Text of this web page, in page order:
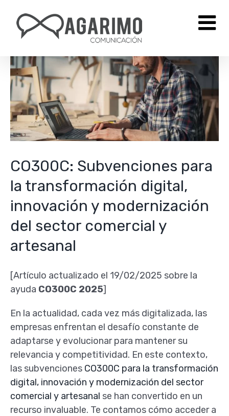
contenido
CO300C: Subvenciones para
la transformación digital,
innovación y modernización
del sector comercial y
artesanal
[Artículo actualizado el 19/02/2025 sobre la
ayuda CO300C 2025]
En la actualidad, cada vez más digitalizada, las
empresas enfrentan el desafío constante de
adaptarse y evolucionar para mantener su
relevancia y competitividad. En este contexto,
las subvenciones CO300C para la transformación
digital, innovación y modernización del sector
comercial y artesanal se han convertido en un
recurso invaluable. Te contamos cómo acceder a